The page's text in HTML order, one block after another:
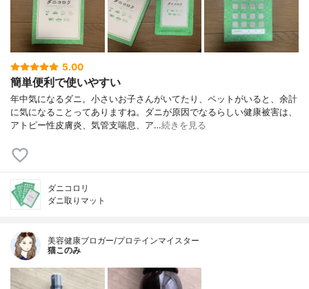
5.00
簡単便利で使いやすい
年中気になるダニ。小さいお子さんがいてたり、ペットがいると、余計
に気になることってありますね。ダニが原因でなるらしい健康被害は、
アトピー性皮膚炎、気管支喘息、ア…続きを見る
ダニコロリ
ダニ取りマット
美容健康ブロガー/プロテインマイスター
猫このみ